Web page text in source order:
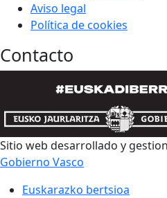
Aviso legal
Política de cookies
Contacto
Sitio web desarrollado y
Gobierno Vasco
Euskarazko bertsioa